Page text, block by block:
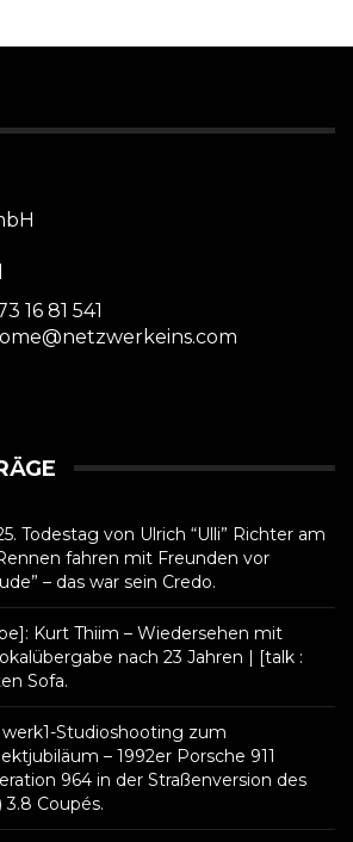
16 81 541
Todestag von Ulrich “Ulli” Richter am
fahren mit Freunden vor
– das war sein Credo.
Kurt Thiim – Wiedersehen mit
nach 23 Jahren | [talk :
Sofa.
Studioshooting zum
– 1992er Porsche 911
964 in der Straßenversion des
3.8 Coupés.